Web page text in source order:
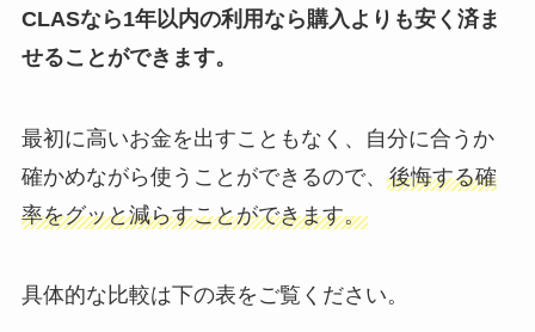
CLASなら1年以内の利用なら購入よりも安く済ま
せることができます。
最初に高いお金を出すこともなく、自分に合うか
確かめながら使うことができるので、 後悔する確
率をグッと減らすことができます。
具体的な比較は下の表をご覧ください。